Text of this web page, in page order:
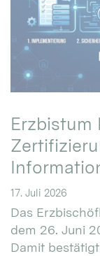
Erzbistum
17. Juli 2026
Das
dem 26. Juni
Damit